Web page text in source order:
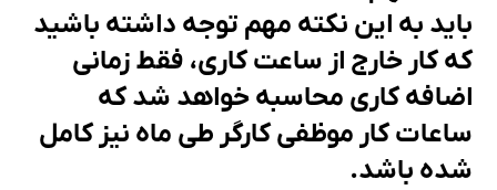
باید به این نکته مهم توجه داشته باشید
که کار خارج از ساعت کاری، فقط زمانی
اضافه کاری محاسبه خواهد شد که
ساعات کار موظفی کارگر طی ماه نیز کامل
شده باشد.